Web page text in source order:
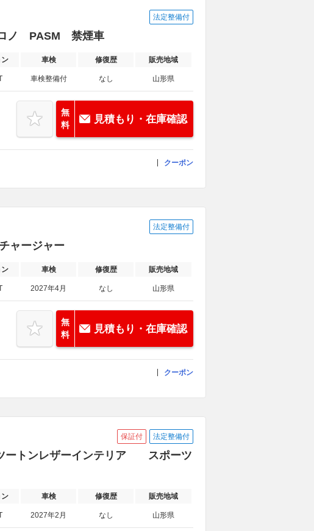
法定整備付
ロノ PASM 禁煙車
ン 車検 修復歴 販売地域
車検整備付 なし 山形県
無
料
見積もり・在庫確認
クーポン
法定整備付
ャージャー
ン 車検 修復歴 販売地域
2027年4月 なし 山形県
無
料
見積もり・在庫確認
クーポン
保証付 法定整備付
ートンレザーインテリア スポーツ
ン 車検 修復歴 販売地域
2027年2月 なし 山形県